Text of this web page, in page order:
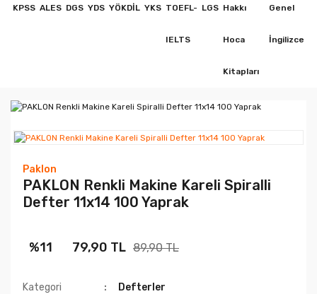
KPSS ALES DGS YDS YÖKDİL YKS TOEFL-
IELTS
LGS Hakkı
Hoca
Kitapları
Genel
İngilizce
Paklon
PAKLON Renkli Makine Kareli Spiralli
Defter 11x14 100 Yaprak
%11 79,90 TL 89,90 TL
Kategori Defterler